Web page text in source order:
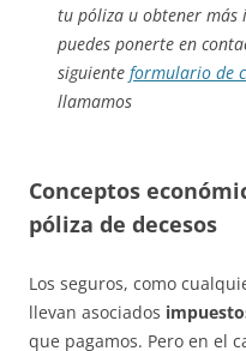
tu póliza u obtener más
puedes ponerte en
siguiente formulario de
llamamos
Conceptos
póliza de decesos
Los seguros, como
llevan asociados
que pagamos. Pero en el